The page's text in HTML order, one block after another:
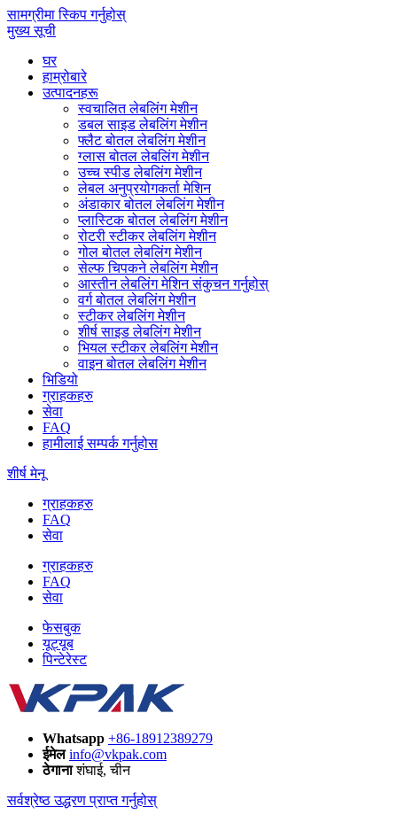
सामग्रीमा स्किप गर्नुहोस्
मुख्य सूची
घर
हाम्रोबारे
उत्पादनहरू
स्वचालित लेबलिंग मेशीन
डबल साइड लेबलिंग मेशीन
फ्लैट बोतल लेबलिंग मेशीन
ग्लास बोतल लेबलिंग मेशीन
उच्च स्पीड लेबलिंग मेशीन
लेबल अनुप्रयोगकर्ता मेशिन
अंडाकार बोतल लेबलिंग मेशीन
प्लास्टिक बोतल लेबलिंग मेशीन
रोटरी स्टीकर लेबलिंग मेशीन
गोल बोतल लेबलिंग मेशीन
सेल्फ चिपकने लेबलिंग मेशीन
आस्तीन लेबलिंग मेशिन संकुचन गर्नुहोस्
वर्ग बोतल लेबलिंग मेशीन
स्टीकर लेबलिंग मेशीन
शीर्ष साइड लेबलिंग मेशीन
भियल स्टीकर लेबलिंग मेशीन
वाइन बोतल लेबलिंग मेशीन
भिडियो
ग्राहकहरु
सेवा
FAQ
हामीलाई सम्पर्क गर्नुहोस
शीर्ष मेनू
ग्राहकहरु
FAQ
सेवा
ग्राहकहरु
FAQ
सेवा
फेसबुक
यूट्यूब
पिन्टेरेस्ट
Whatsapp +86-18912389279
ईमेल info@vkpak.com
ठेगानाशंघाई, चीन
सर्वश्रेष्ठ उद्धरण प्राप्त गर्नुहोस्